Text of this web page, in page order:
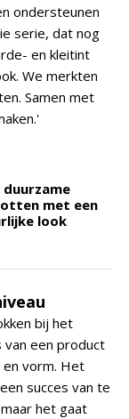
ondersteunen
serie, dat nog
en kleitint
We merkten
Samen met
met een
look
bij het
van een product
en vorm. Het
succes van te
het gaat